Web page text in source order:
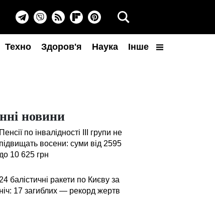
Техно Здоров'я Наука Інше
новини
Пенсії по інвалідності III групи не
підвищать восени: суми від 2595
до 10 625 грн
24 балістичні ракети по Києву за
ніч: 17 загиблих — рекорд жертв